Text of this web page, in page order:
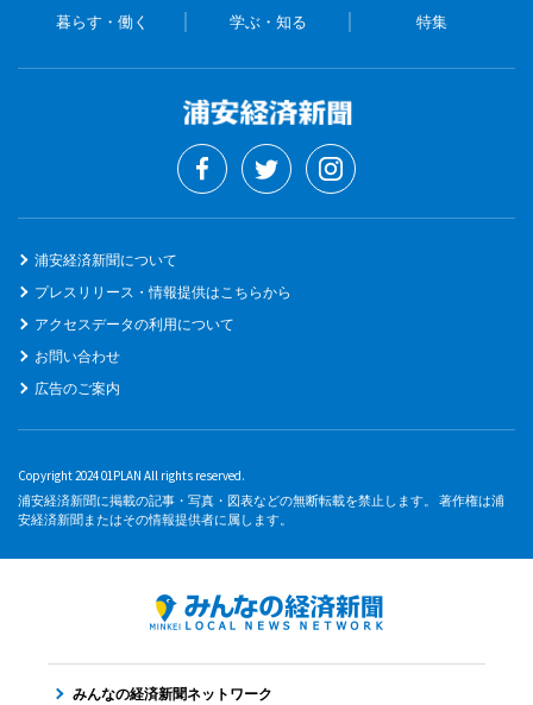
暮らす・働く 学ぶ・知る 特集
浦安経済新聞について
プレスリリース・情報提供はこちらから
アクセスデータの利用について
お問い合わせ
広告のご案内
Copyright 2024 01PLAN All rights reserved.
浦安経済新聞に掲載の記事・写真・図表などの無断転載を禁止します。 著作権は浦
安経済新聞またはその情報提供者に属します。
みんなの経済新聞ネットワーク